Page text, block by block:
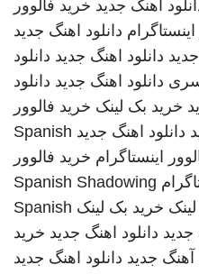
اهنگ جدید خرید فالوور
دانلود اهنگ جدید
دانلود اهنگ جدید دانلود
دانلود اهنگ جدید دانلود
خرید بک لینک خرید فالوور
دانلود اهنگ جدید Spanish
اینستاگرام خرید فالوور
Spanish Shadowing
خرید بک لینک Spanish
جدید دانلود اهنگ جدید خرید
آهنگ جدید دانلود اهنگ جدید